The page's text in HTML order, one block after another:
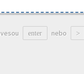
enter nebo >